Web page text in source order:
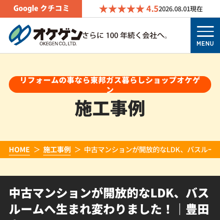
4.52026.08.01現在
MENU
リフォームの事なら東邦ガス暮らしショップオケゲ
ン
施工事例
HOME 施工事例 中古マンションが開放的なLDK、バスルー
中古マンションが開放的なLDK、バス
ルームへ生まれ変わりました！｜豊田